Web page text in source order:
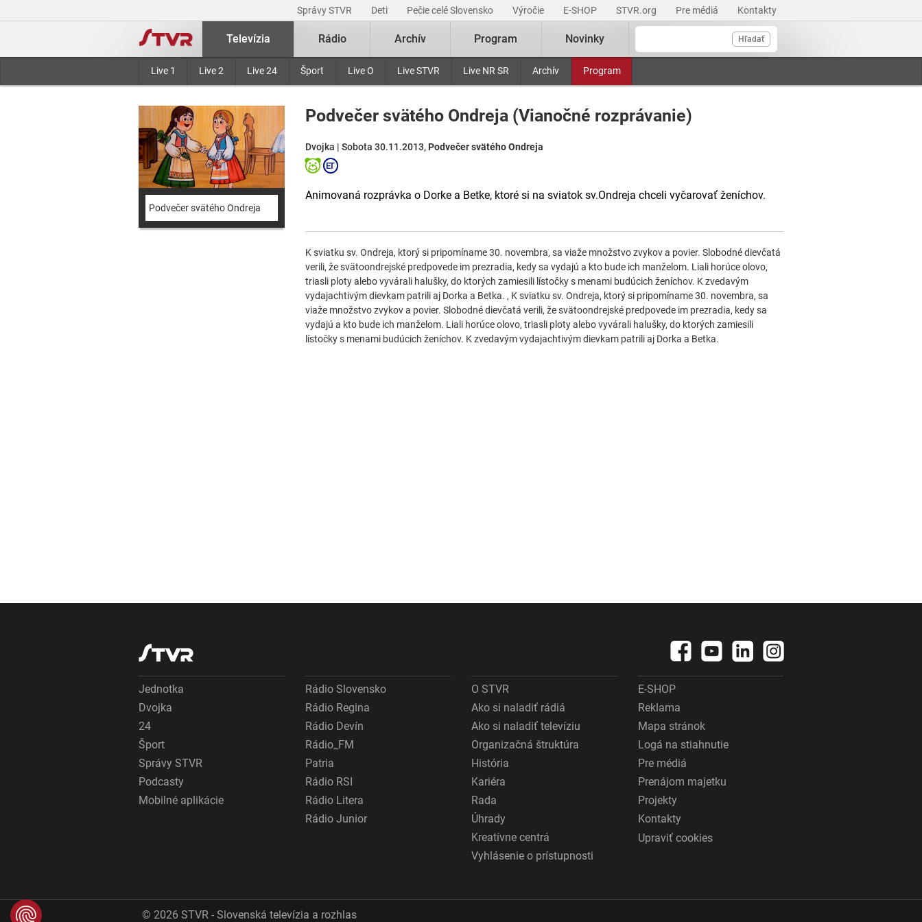
Správy STVR Deti Pečie celé Slovensko Výročie E-SHOP STVR.org Pre médiá Kontakty
Hľadať
Televízia
Live 1 Live 2 Live 24 Šport Live O Live STVR Live NR SR Archív Program
Rádio Archív Program Novinky
Podvečer svätého Ondreja
Podvečer svätého Ondreja (Vianočné rozprávanie)
Dvojka | Sobota 30.11.2013, Podvečer svätého Ondreja
Animovaná rozprávka o Dorke a Betke, ktoré si na sviatok sv.Ondreja chceli vyčarovať ženíchov.
K sviatku sv. Ondreja, ktorý si pripomíname 30. novembra, sa viaže množstvo zvykov a povier. Slobodné dievčatá
verili, že svätoondrejské predpovede im prezradia, kedy sa vydajú a kto bude ich manželom. Liali horúce olovo,
triasli ploty alebo vyvárali halušky, do ktorých zamiesili lístočky s menami budúcich ženíchov. K zvedavým
vydajachtivým dievkam patrili aj Dorka a Betka. , K sviatku sv. Ondreja, ktorý si pripomíname 30. novembra, sa
viaže množstvo zvykov a povier. Slobodné dievčatá verili, že svätoondrejské predpovede im prezradia, kedy sa
vydajú a kto bude ich manželom. Liali horúce olovo, triasli ploty alebo vyvárali halušky, do ktorých zamiesili
lístočky s menami budúcich ženíchov. K zvedavým vydajachtivým dievkam patrili aj Dorka a Betka.
Jednotka
Dvojka
24
Šport
Správy STVR
Podcasty
Mobilné aplikácie
Rádio Slovensko
Rádio Regina
Rádio Devín
Rádio_FM
Patria
Rádio RSI
Rádio Litera
Rádio Junior
O STVR
Ako si naladiť rádiá
Ako si naladiť televíziu
Organizačná štruktúra
História
Kariéra
Rada
Úhrady
Kreatívne centrá
Vyhlásenie o prístupnosti
E-SHOP
Reklama
Mapa stránok
Logá na stiahnutie
Pre médiá
Prenájom majetku
Projekty
Kontakty
Upraviť cookies
© 2026 STVR - Slovenská televízia a rozhlas